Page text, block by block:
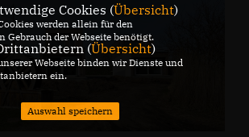
Cookies (Übersicht)
werden allein für den
Gebrauch der Webseite benötigt.
(Übersicht)
Webseite binden wir Dienste und
ein.
Auswahl speichern